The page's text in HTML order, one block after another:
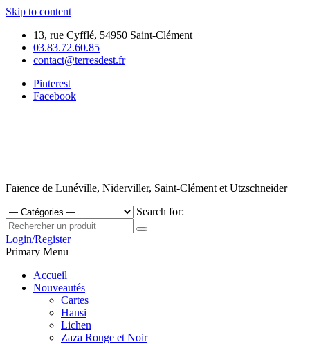
Skip to content
13, rue Cyfflé, 54950 Saint-Clément
03.83.72.60.85
contact@terresdest.fr
Pinterest
Facebook
Faïence de Lunéville, Niderviller, Saint-Clément et Utzschneider
Search for:
Login/Register
Primary Menu
Accueil
Nouveautés
Cartes
Hansi
Lichen
Zaza Rouge et Noir